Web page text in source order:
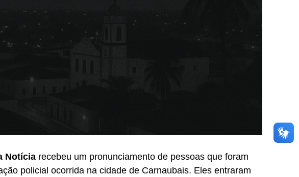
Notícia recebeu um pronunciamento de pessoas que foram
policial ocorrida na cidade de Carnaubais. Eles entraram